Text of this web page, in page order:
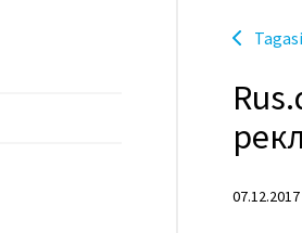
Tagasi
07.12.2017